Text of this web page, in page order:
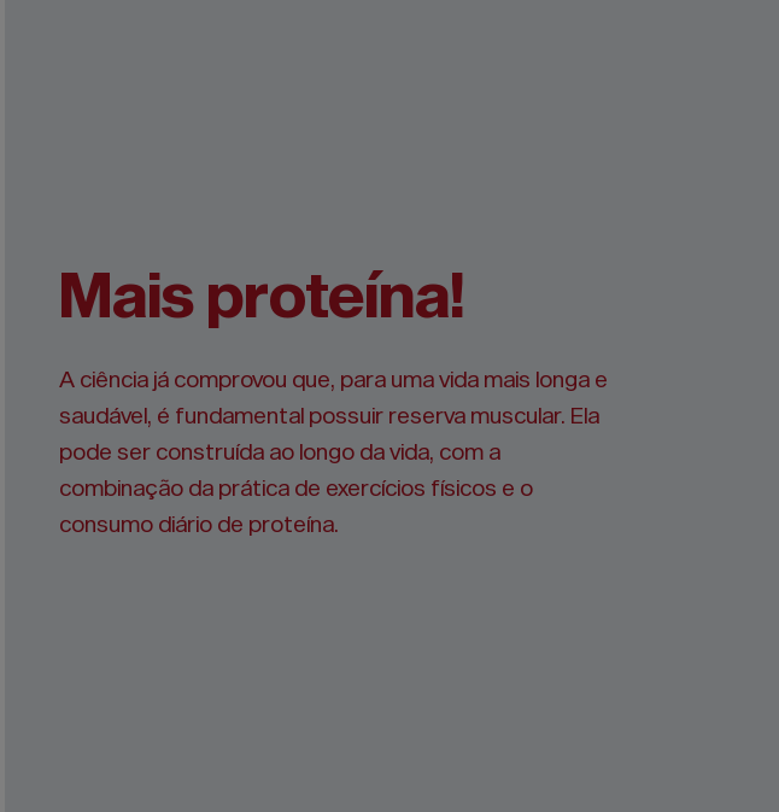
Mais proteína!
A ciência já comprovou que, para uma vida mais longa e
saudável, é fundamental possuir reserva muscular. Ela
pode ser construída ao longo da vida, com a
combinação da prática de exercícios físicos e o
consumo diário de proteína.